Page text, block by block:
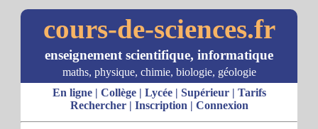
cours-de-sciences.fr
enseignement scientifique, informatique
maths, physique, chimie, biologie, géologie
En ligne| Collège| Lycée| Supérieur| Tarifs
Rechercher| Inscription | Connexion